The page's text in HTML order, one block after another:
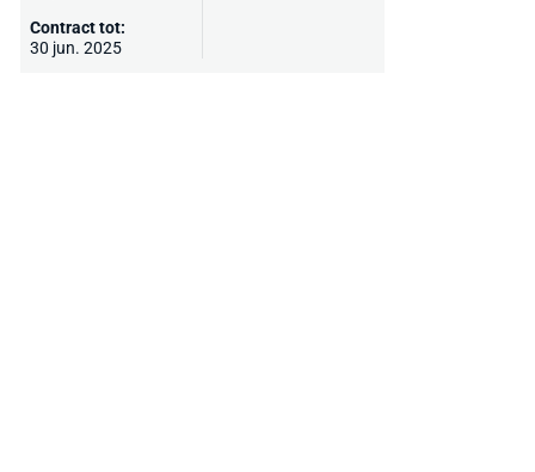
Contract tot:
30 jun. 2025